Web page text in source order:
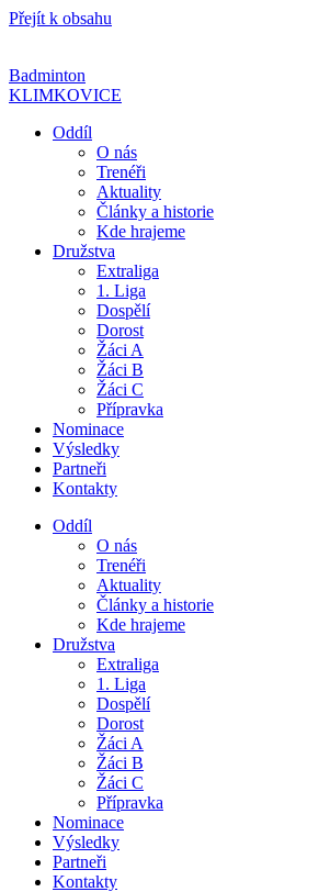
Přejít k obsahu
Badminton
KLIMKOVICE
Oddíl
O nás
Trenéři
Aktuality
Články a historie
Kde hrajeme
Družstva
Extraliga
1. Liga
Dospělí
Dorost
Žáci A
Žáci B
Žáci C
Přípravka
Nominace
Výsledky
Partneři
Kontakty
Oddíl
O nás
Trenéři
Aktuality
Články a historie
Kde hrajeme
Družstva
Extraliga
1. Liga
Dospělí
Dorost
Žáci A
Žáci B
Žáci C
Přípravka
Nominace
Výsledky
Partneři
Kontakty